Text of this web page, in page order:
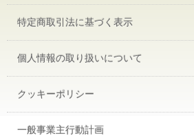
特定商取引法に基づく表示
個人情報の取り扱いについて
クッキーポリシー
一般事業主行動計画